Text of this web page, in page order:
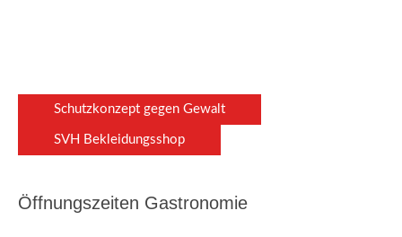
Schutzkonzept gegen Gewalt
SVH Bekleidungsshop
Öffnungszeiten Gastronomie